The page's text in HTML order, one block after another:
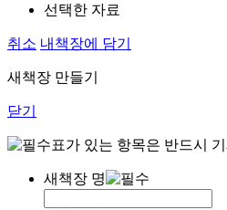
선택한 자료
취소 내책장에 담기
새책장 만들기
닫기
표가 있는 항목은 반드시
새책장 명